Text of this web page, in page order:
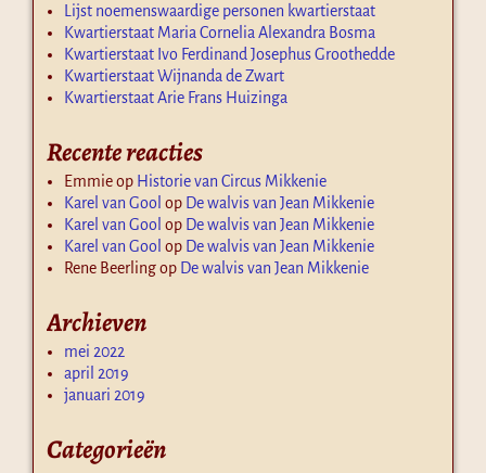
Lijst noemenswaardige personen kwartierstaat
Kwartierstaat Maria Cornelia Alexandra Bosma
Kwartierstaat Ivo Ferdinand Josephus Groothedde
Kwartierstaat Wijnanda de Zwart
Kwartierstaat Arie Frans Huizinga
Recente reacties
Emmieop Historie van Circus Mikkenie
Karel van Gool op De walvis van Jean Mikkenie
Karel van Gool op De walvis van Jean Mikkenie
Karel van Gool op De walvis van Jean Mikkenie
Rene Beerlingop De walvis van Jean Mikkenie
Archieven
mei 2022
april 2019
januari 2019
Categorieën